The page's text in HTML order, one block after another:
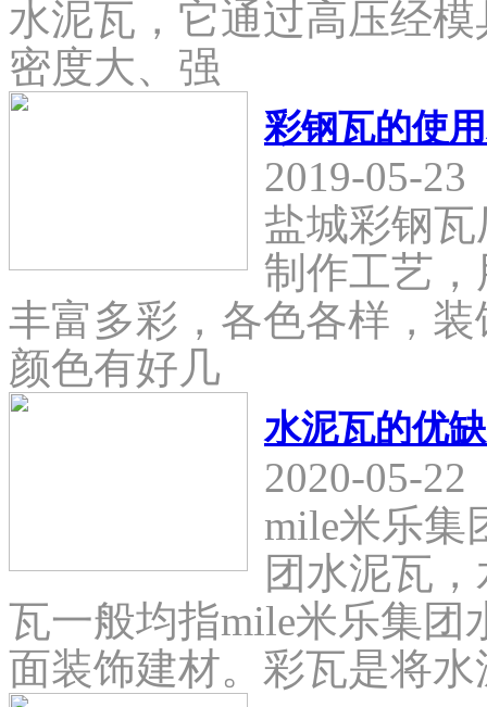
水泥瓦，它通过高压经
密度大、强
彩钢瓦的使
2019-05-23
盐城彩钢
制作工艺
丰富多彩，各色各样，
颜色有好几
水泥瓦的优
2020-05-22
mile米乐集
团水泥瓦
瓦一般均指mile米乐集团
面装饰建材。彩瓦是将